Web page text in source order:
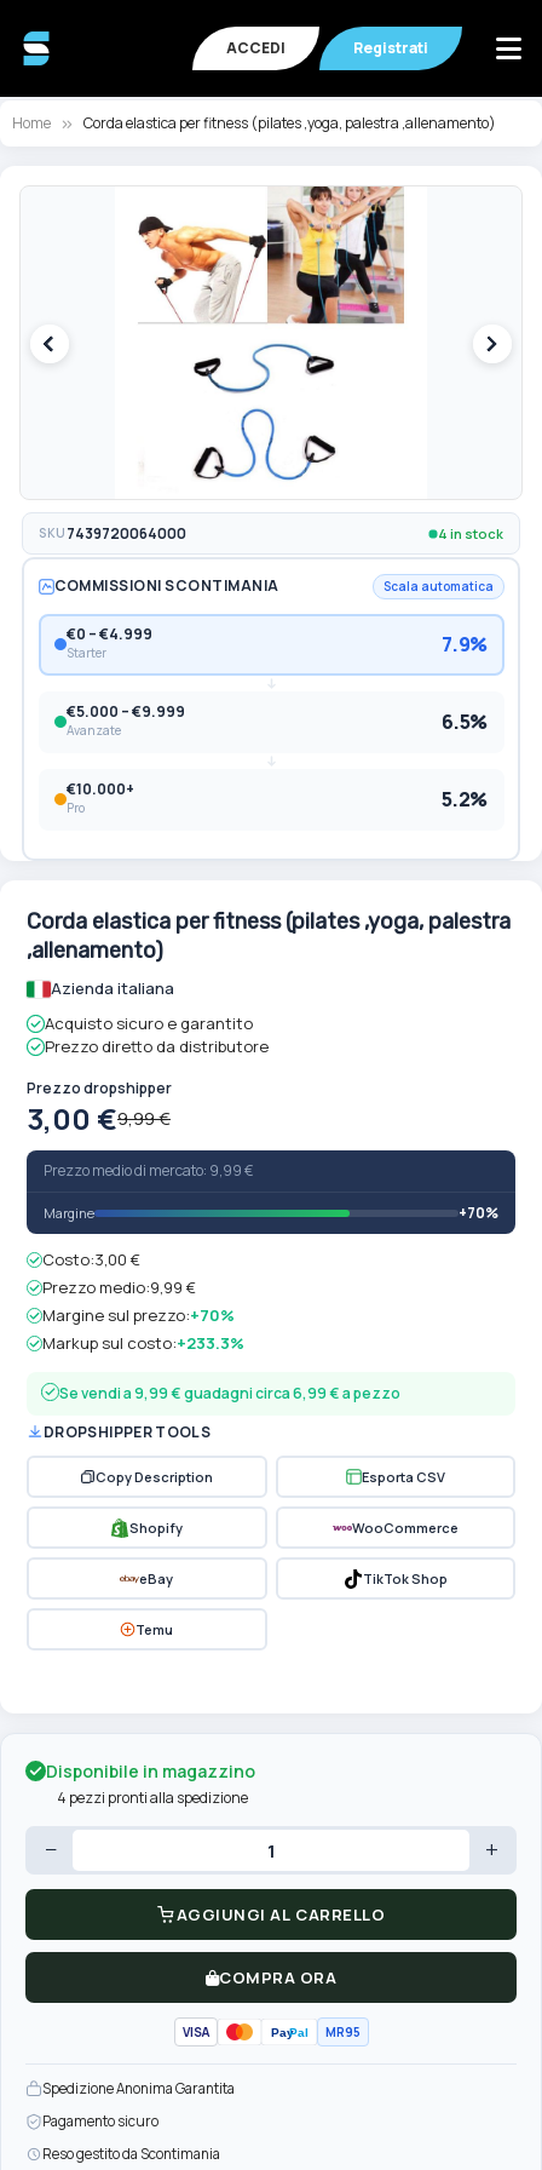
ACCEDI Registrati
Home Corda elastica per fitness (pilates ,yoga, palestra ,allenamento)
Vai
immagini
Vai
SKU 7439720064000 4 in stock
COMMISSIONI SCONTIMANIA Scala automatica
€0 – €4.999
Starter 7.9%
€5.000 – €9.999
Avanzate 6.5%
€10.000+
Pro 5.2%
Corda elastica per fitness (pilates ,yoga, palestra
,allenamento)
Azienda italiana
Acquisto sicuro e garantito
Prezzo diretto da distributore
Prezzo dropshipper
3,00 €9,99 €
Prezzo medio di mercato: 9,99 €
Margine +70%
Costo:3,00 €
Prezzo medio:9,99 €
Margine sul prezzo:+70%
Markup sul costo:+233.3%
Se vendi a 9,99 € guadagni circa 6,99 € a pezzo
DROPSHIPPER TOOLS
Copy Description Esporta CSV
Shopify WooCommerce
eBay TikTok Shop
Temu
Disponibile in magazzino
4 pezzi pronti alla spedizione
− +
AGGIUNGI AL CARRELLO
COMPRA ORA
VISA PayPal MR95
Spedizione Anonima Garantita
Pagamento sicuro
Reso gestito da Scontimania